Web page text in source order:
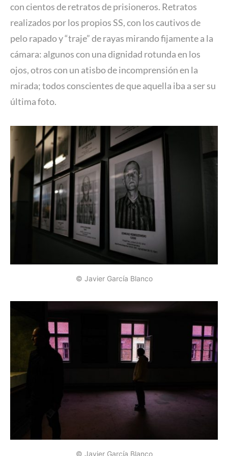
con cientos de retratos de prisioneros. Retratos
realizados por los propios SS, con los cautivos de
pelo rapado y “traje” de rayas mirando fijamente a la
cámara: algunos con una dignidad rotunda en los
ojos, otros con un atisbo de incomprensión en la
mirada; todos conscientes de que aquella iba a ser su
última foto.
© Javier García Blanco
© Javier García Blanco